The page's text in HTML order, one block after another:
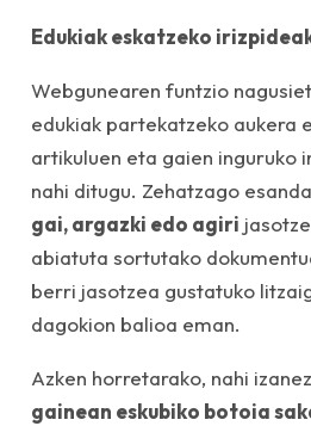
Edukiak eskatzeko
Webgunearen funtzio
edukiak partekatzeko aukera
artikuluen eta gaien inguruko
nahi ditugu. Zehatzago
gai, argazki edo agiri
abiatuta sortutako
berri jasotzea gustatuko
dagokion balioa eman.
Azken horretarako, nahi
gainean eskubiko botoia